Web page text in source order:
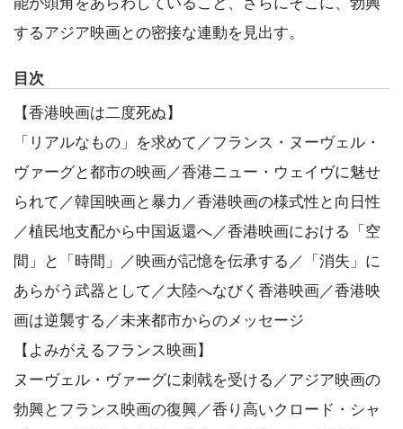
するアジア映画との密接な連動を見出す。
目次
【香港映画は二度死ぬ】
「リアルなもの」を求めて／フランス・ヌーヴェル・
ヴァーグと都市の映画／香港ニュー・ウェイヴに魅せ
られて／韓国映画と暴力／香港映画の様式性と向日性
／植民地支配から中国返還へ／香港映画における「空
間」と「時間」／映画が記憶を伝承する／「消失」に
あらがう武器として／大陸へなびく香港映画／香港映
画は逆襲する／未来都市からのメッセージ
【よみがえるフランス映画】
ヌーヴェル・ヴァーグに刺戟を受ける／アジア映画の
勃興とフランス映画の復興／香り高いクロード・シャ